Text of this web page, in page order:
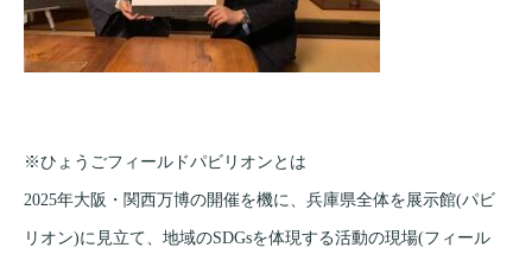
※ひょうごフィールドパビリオンとは
2025年大阪・関西万博の開催を機に、兵庫県全体を展示館(パビ
リオン)に見立て、地域のSDGsを体現する活動の現場(フィール